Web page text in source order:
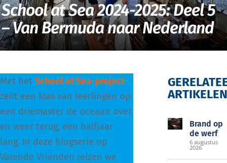
van
EOC
School at Sea 2024-2025: Deel 5
– Van Bermuda naar Nederland
Met het School at Sea-project
zeilt een klas van leerlingen op
een driemaster de oceaan over
en weer terug, een halfjaar
lang. In deze blogserie op
Varende Vrienden reizen we
ARTIKELEN
Brand op
de werf
6 augustus
2026